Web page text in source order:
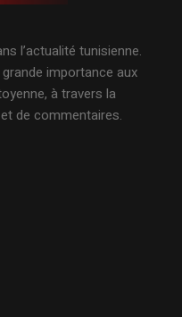
l’actualité tunisienne.
importance aux
à travers la
de commentaires.